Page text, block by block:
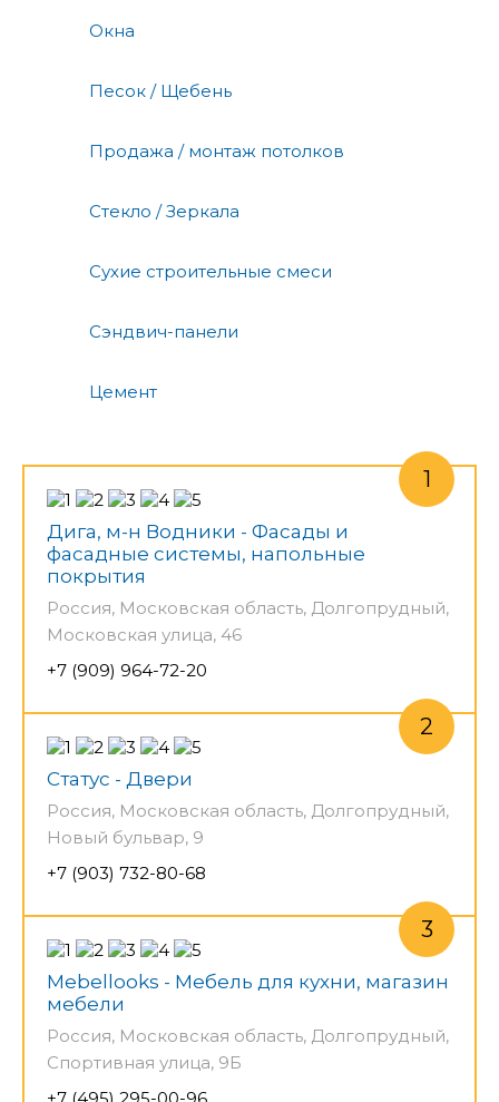
Окна
Песок / Щебень
Продажа / монтаж потолков
Стекло / Зеркала
Сухие строительные смеси
Сэндвич-панели
Цемент
Дига, м-н Водники - Фасады и
фасадные системы, напольные
покрытия
Россия, Московская область, Долгопрудный,
Московская улица, 46
+7 (909) 964-72-20
Статус - Двери
Россия, Московская область, Долгопрудный,
Новый бульвар, 9
+7 (903) 732-80-68
Mebellooks - Мебель для кухни, магазин
мебели
Россия, Московская область, Долгопрудный,
Спортивная улица, 9Б
+7 (495) 295-00-96